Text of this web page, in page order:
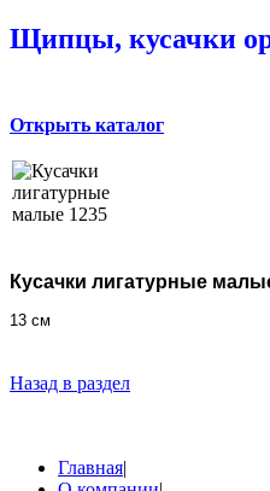
Щипцы, кусачки
Открыть каталог
Кусачки лигатурные
13 см
Назад в раздел
Главная|